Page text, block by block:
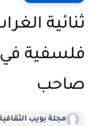
ثنائية
فلسفية في
صاحب
مجلة بويب